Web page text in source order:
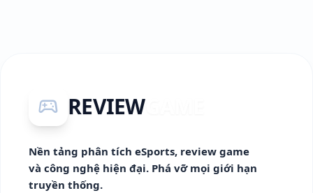
sports_esports REVIEWGAME
Nền tảng phân tích eSports, review game
và công nghệ hiện đại. Phá vỡ mọi giới hạn
truyền thống.